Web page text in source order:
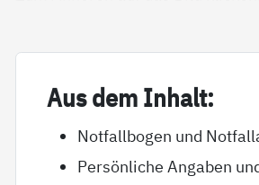
Aus dem In­halt:
Notfallbogen und
Persönliche Angaben